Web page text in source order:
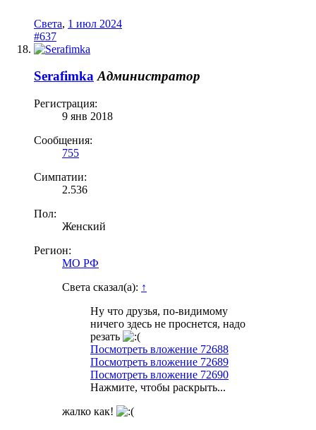
Света, 1 июл 2024
#637
Serafimka Администратор
Регистрация:
9 янв 2018
Сообщения:
755
Симпатии:
2.536
Пол:
Женский
Регион:
МО РФ
Света сказал(а): ↑
Ну что друзья, по-видимому
ничего здесь не проснется, надо
резать
Посмотреть вложение 72688
Посмотреть вложение 72689
Посмотреть вложение 72690
Нажмите, чтобы раскрыть...
жалко как!